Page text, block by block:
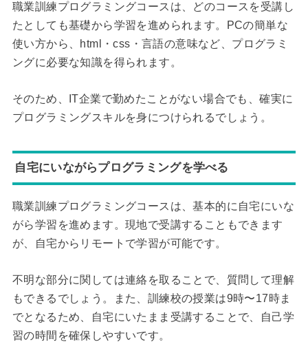
職業訓練プログラミングコースは、どのコースを受講し
たとしても基礎から学習を進められます。PCの簡単な
使い方から、html・css・言語の意味など、プログラミ
ングに必要な知識を得られます。
そのため、IT企業で勤めたことがない場合でも、確実に
プログラミングスキルを身につけられるでしょう。
自宅にいながらプログラミングを学べる
職業訓練プログラミングコースは、基本的に自宅にいな
がら学習を進めます。現地で受講することもできます
が、自宅からリモートで学習が可能です。
不明な部分に関しては連絡を取ることで、質問して理解
もできるでしょう。また、訓練校の授業は9時〜17時ま
でとなるため、自宅にいたまま受講することで、自己学
習の時間を確保しやすいです。